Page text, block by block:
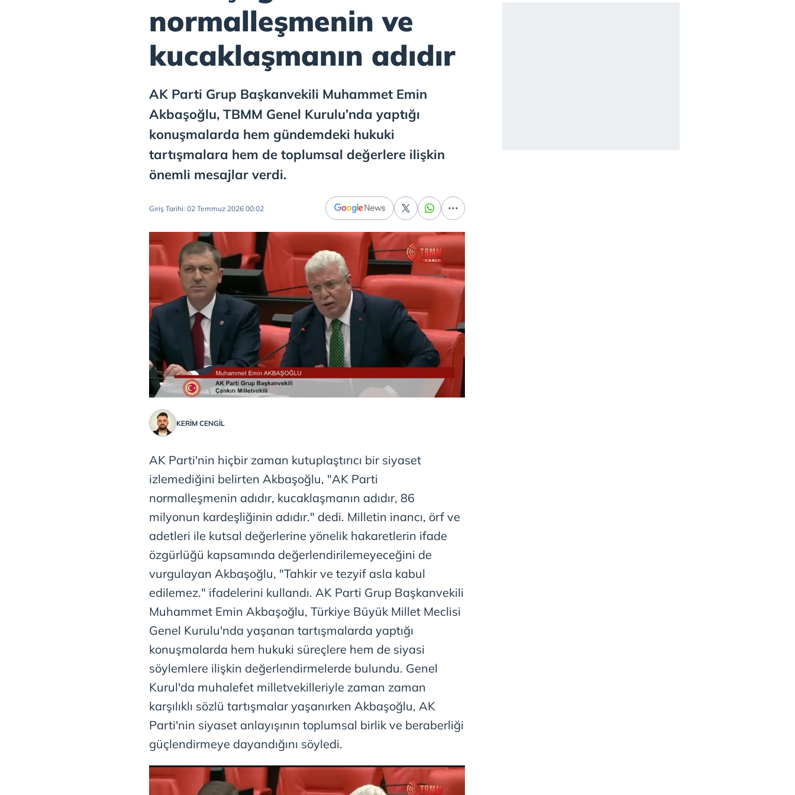
normalleşmenin ve
kucaklaşmanın adıdır
AK Parti Grup Başkanvekili Muhammet Emin
Akbaşoğlu, TBMM Genel Kurulu’nda yaptığı
konuşmalarda hem gündemdeki hukuki
tartışmalara hem de toplumsal değerlere ilişkin
önemli mesajlar verdi.
Giriş Tarihi: 02 Temmuz 2026 00:02
KERIM CENGİL
AK Parti'nin hiçbir zaman kutuplaştırıcı bir siyaset
izlemediğini belirten Akbaşoğlu, "AK Parti
normalleşmenin adıdır, kucaklaşmanın adıdır, 86
milyonun kardeşliğinin adıdır." dedi. Milletin inancı, örf ve
adetleri ile kutsal değerlerine yönelik hakaretlerin ifade
özgürlüğü kapsamında değerlendirilemeyeceğini de
vurgulayan Akbaşoğlu, "Tahkir ve tezyif asla kabul
edilemez." ifadelerini kullandı. AK Parti Grup Başkanvekili
Muhammet Emin Akbaşoğlu, Türkiye Büyük Millet Meclisi
Genel Kurulu'nda yaşanan tartışmalarda yaptığı
konuşmalarda hem hukuki süreçlere hem de siyasi
söylemlere ilişkin değerlendirmelerde bulundu. Genel
Kurul'da muhalefet milletvekilleriyle zaman zaman
karşılıklı sözlü tartışmalar yaşanırken Akbaşoğlu, AK
Parti'nin siyaset anlayışının toplumsal birlik ve beraberliği
güçlendirmeye dayandığını söyledi.